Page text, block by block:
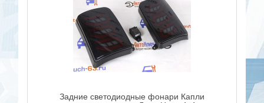
Задние светодиодные фонари Капли